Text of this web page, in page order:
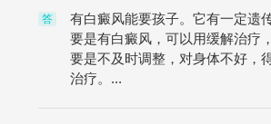
答
有白癜风能要孩子。它有一定遗
要是有白癜风，可以用缓解治疗
要是不及时调整，对身体不好，
治疗。...